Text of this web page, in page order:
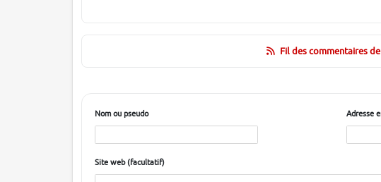
Fil des commentaires
Nom ou pseudo Adresse
Site web (facultatif)